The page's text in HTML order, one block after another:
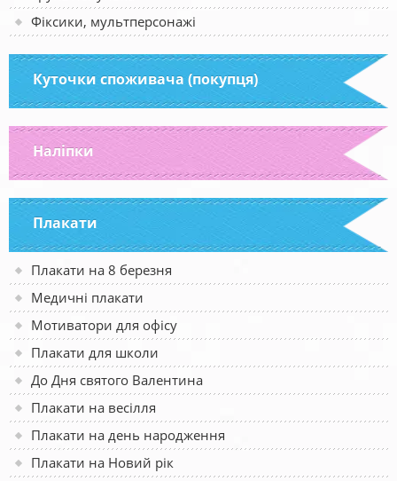
Фіксики, мультперсонажі
Куточки споживача (покупця)
Наліпки
Плакати
Плакати на 8 березня
Медичні плакати
Мотиватори для офісу
Плакати для школи
До Дня святого Валентина
Плакати на весілля
Плакати на день народження
Плакати на Новий рік